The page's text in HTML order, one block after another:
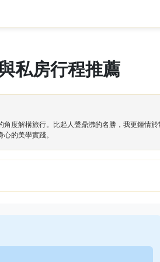
私房行程推薦
度解構旅行。比起人聲鼎沸的名勝，我更鍾情
的美學實踐。